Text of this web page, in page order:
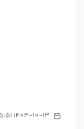
1403-10-13 11:15:51